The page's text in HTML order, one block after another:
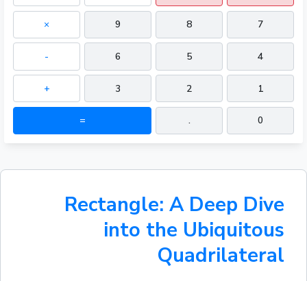
7
8
9
×
4
5
6
-
1
2
3
+
0
.
=
Rectangle: A Deep Dive
into the Ubiquitous
Quadrilateral